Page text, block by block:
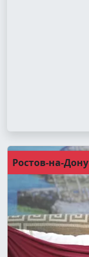
Ростов-на-Дону